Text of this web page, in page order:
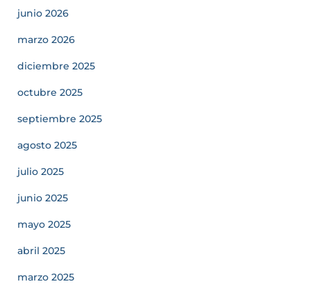
junio 2026
marzo 2026
diciembre 2025
octubre 2025
septiembre 2025
agosto 2025
julio 2025
junio 2025
mayo 2025
abril 2025
marzo 2025